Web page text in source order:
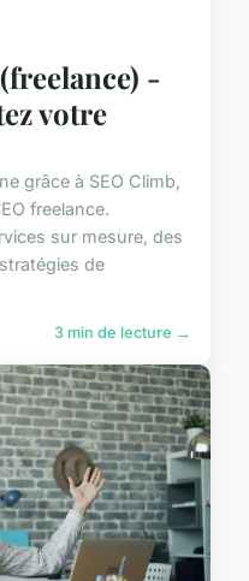
-
votre
grâce à SEO Climb,
freelance.
sur mesure, des
de
3 min de lecture →